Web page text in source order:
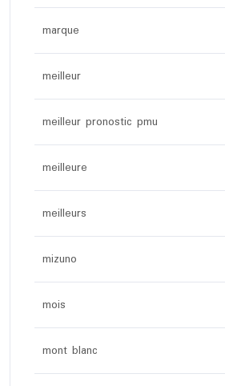
marque
meilleur
meilleur pronostic pmu
meilleure
meilleurs
mizuno
mois
mont blanc